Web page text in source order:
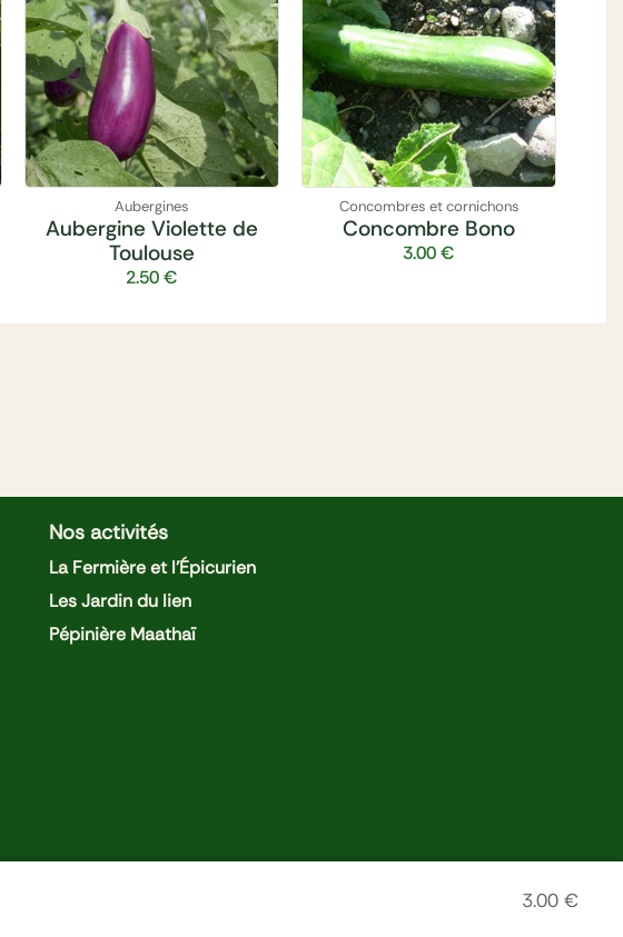
3.00€
Aubergines
Aubergine Violette de
Toulouse
2.50€
Concombres et cornichons
Concombre Bono
3.00€
Nos activités
La Fermière et l'Épicurien
Les Jardin du lien
Pépinière Maathaï